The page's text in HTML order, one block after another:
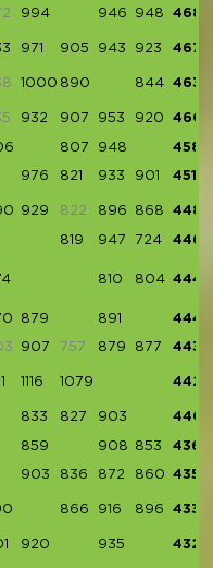
994 946 948 4684
971 905 943 923 4675
1000 890 844 4630
932 907 953 920 4606
807 948 4589
976 821 933 901 4515
929 822 896 868 4487
819 947 724 4460
810 804 4443
879 891 4440
907 757 879 877 4438
1116 1079 4426
833 827 903 4406
859 908 853 4360
903 836 872 860 4355
866 916 896 4332
920 935 4322